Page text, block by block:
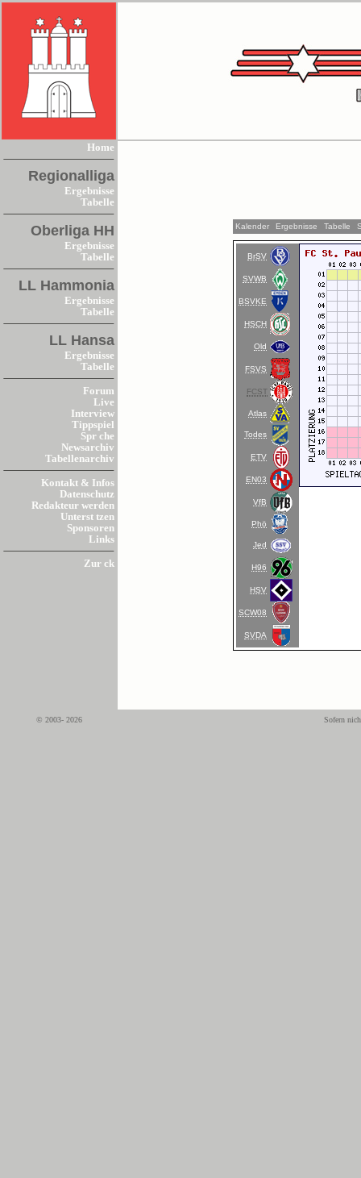
Home
Regionalliga
Ergebnisse
Tabelle
Oberliga HH
Ergebnisse
Tabelle
LL Hammonia
Ergebnisse
Tabelle
LL Hansa
Ergebnisse
Tabelle
Forum
Live
Interview
Tippspiel
Spr che
Newsarchiv
Tabellenarchiv
Kontakt & Infos
Datenschutz
Redakteur werden
Unterst tzen
Sponsoren
Links
Zur ck
Kalender Ergebnisse Tabelle
BrSV
SVWB
BSVKE
HSCH
Old
FSVS
FCST
Atlas
Todes
ETV
EN03
VfB
Phö
Jed
H96
HSV
SCW08
SVDA
© 2003- 2026 Sofern